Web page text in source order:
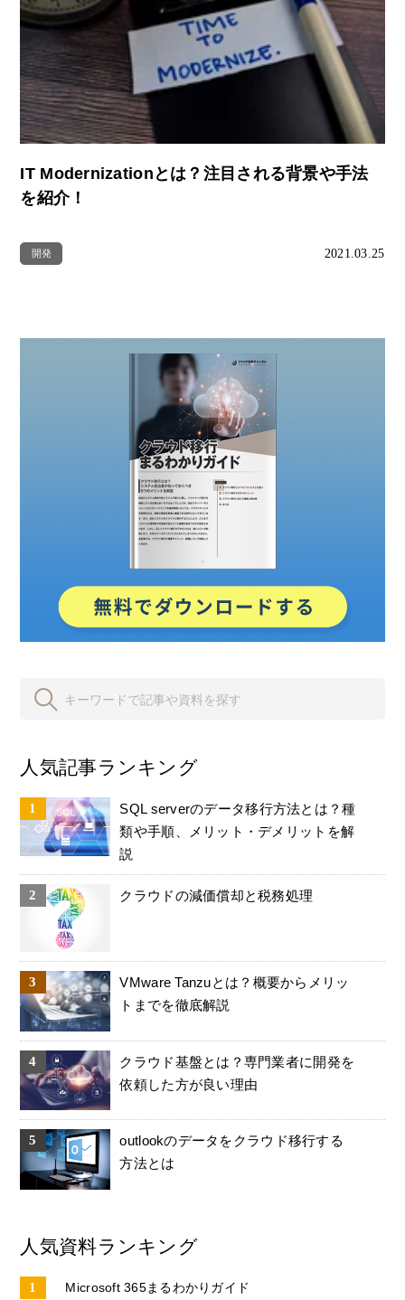
IT Modernizationとは？注目される背景や手法
を紹介！
開発 2021.03.25
人気記事ランキング
SQL serverのデータ移行方法とは？種
類や手順、メリット・デメリットを解
説
クラウドの減価償却と税務処理
VMware Tanzuとは？概要からメリッ
トまでを徹底解説
クラウド基盤とは？専門業者に開発を
依頼した方が良い理由
outlookのデータをクラウド移行する
方法とは
人気資料ランキング
Microsoft 365まるわかりガイド